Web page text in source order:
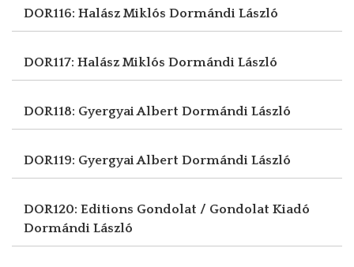
DOR116: Halász Miklós Dormándi László
DOR117: Halász Miklós Dormándi László
DOR118: Gyergyai Albert Dormándi László
DOR119: Gyergyai Albert Dormándi László
DOR120: Editions Gondolat / Gondolat Kiadó
Dormándi László